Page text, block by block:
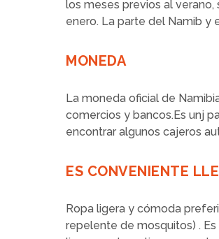
los meses previos al
enero. La parte del Namib y
MONEDA
La moneda oficial de
comercios y bancos.Es unj
encontrar algunos cajeros
ES CONVENIENTE
Ropa ligera y cómoda
repelente de mosquitos) .